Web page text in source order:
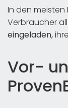
In den meisten
Verbraucher
eingeladen,
Vor-